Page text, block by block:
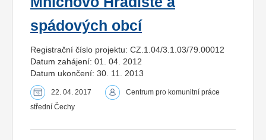
spádových obcí
Registrační číslo projektu: CZ.1.04/3.1.03/79.00012
Datum zahájení: 01. 04. 2012
Datum ukončení: 30. 11. 2013
22. 04. 2017
Centrum pro komunitní práce
střední Čechy